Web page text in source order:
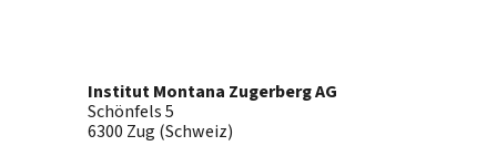
Institut Montana Zugerberg AG
Schönfels 5
6300 Zug (Schweiz)